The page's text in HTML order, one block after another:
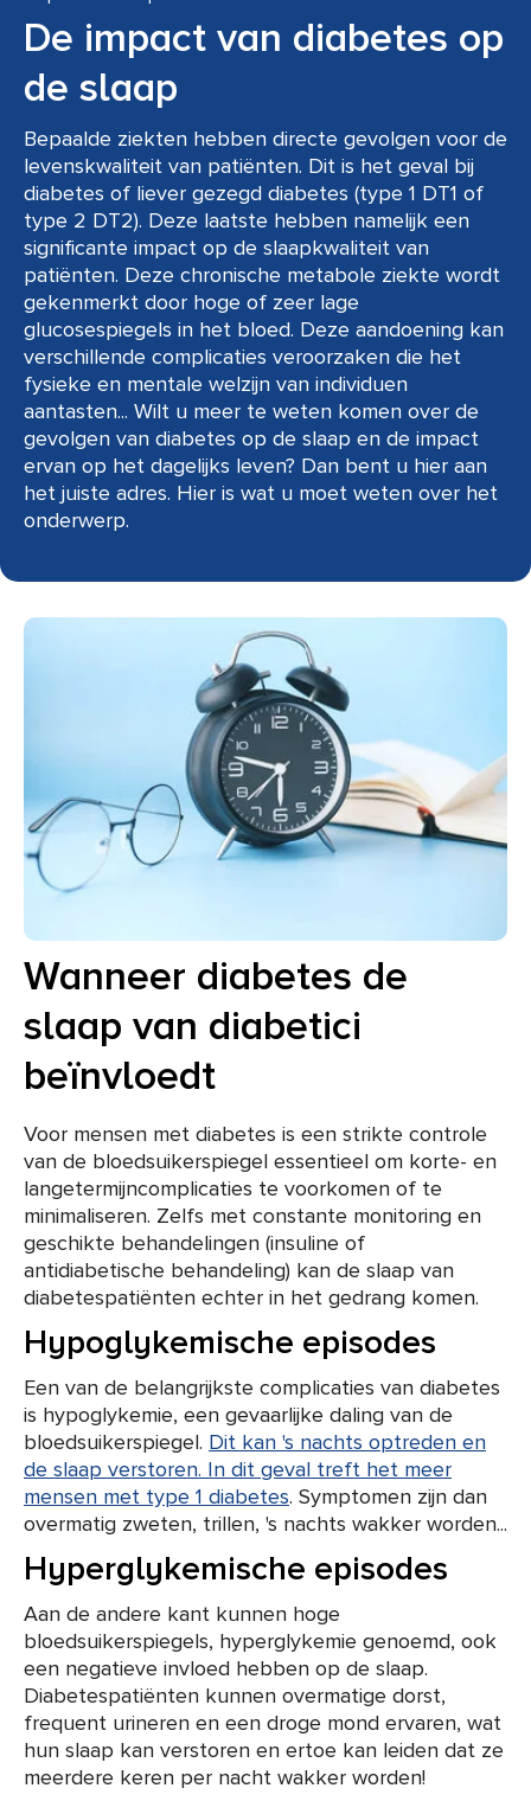
De impact van diabetes op
de slaap
Bepaalde ziekten hebben directe gevolgen voor de
levenskwaliteit van patiënten. Dit is het geval bij
diabetes of liever gezegd diabetes (type 1 DT1 of
type 2 DT2). Deze laatste hebben namelijk een
significante impact op de slaapkwaliteit van
patiënten. Deze chronische metabole ziekte wordt
gekenmerkt door hoge of zeer lage
glucosespiegels in het bloed. Deze aandoening kan
verschillende complicaties veroorzaken die het
fysieke en mentale welzijn van individuen
aantasten... Wilt u meer te weten komen over de
gevolgen van diabetes op de slaap en de impact
ervan op het dagelijks leven? Dan bent u hier aan
het juiste adres. Hier is wat u moet weten over het
onderwerp.
Wanneer diabetes de
slaap van diabetici
beïnvloedt
Voor mensen met diabetes is een strikte controle
van de bloedsuikerspiegel essentieel om korte- en
langetermijncomplicaties te voorkomen of te
minimaliseren. Zelfs met constante monitoring en
geschikte behandelingen (insuline of
antidiabetische behandeling) kan de slaap van
diabetespatiënten echter in het gedrang komen.
Hypoglykemische episodes
Een van de belangrijkste complicaties van diabetes
is hypoglykemie, een gevaarlijke daling van de
bloedsuikerspiegel. Dit kan 's nachts optreden en
de slaap verstoren. In dit geval treft het meer
mensen met type 1 diabetes. Symptomen zijn dan
overmatig zweten, trillen, 's nachts wakker worden...
Hyperglykemische episodes
Aan de andere kant kunnen hoge
bloedsuikerspiegels, hyperglykemie genoemd, ook
een negatieve invloed hebben op de slaap.
Diabetespatiënten kunnen overmatige dorst,
frequent urineren en een droge mond ervaren, wat
hun slaap kan verstoren en ertoe kan leiden dat ze
meerdere keren per nacht wakker worden!